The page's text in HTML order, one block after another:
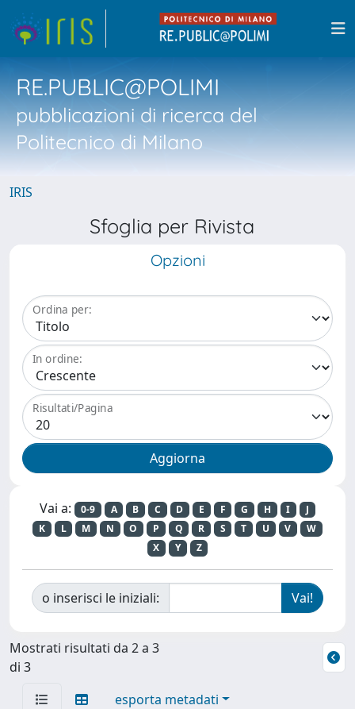
RE.PUBLIC@POLIMI
pubblicazioni di ricerca del
Politecnico di Milano
IRIS
Sfoglia per Rivista
Opzioni
Ordina per:
In ordine:
Risultati/Pagina
Vai a: 0-9 A B C D E F G H I
J
K
L M N O P Q R S T U V
W
X
Y Z
o inserisci le iniziali:
Mostrati risultati da 2 a 3
di 3
esporta metadati